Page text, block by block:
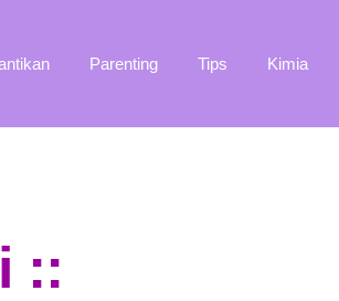
Parenting Tips Kimia
::